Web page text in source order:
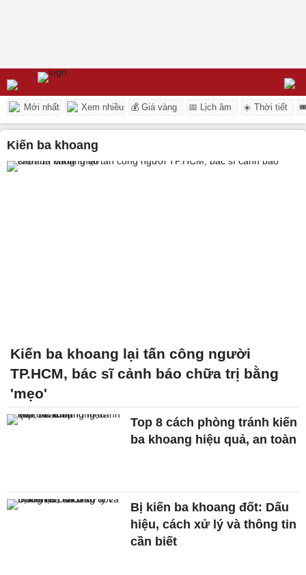
Mới nhất Xem nhiều 💰 Giá vàng 📅 Lịch âm ☀️ Thời tiết
kiến ba khoang
Kiến ba khoang lại tấn công người
TP.HCM, bác sĩ cảnh báo chữa trị bằng
'mẹo'
Top 8 cách phòng tránh kiến
ba khoang hiệu quả, an toàn
Bị kiến ba khoang đốt: Dấu
hiệu, cách xử lý và thông tin
cần biết